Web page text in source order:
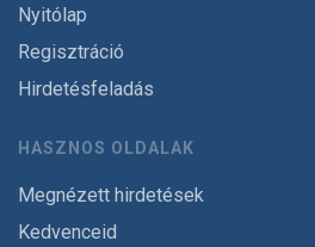
Nyitólap
Regisztráció
Hirdetésfeladás
HASZNOS OLDALAK
Megnézett hirdetések
Kedvenceid